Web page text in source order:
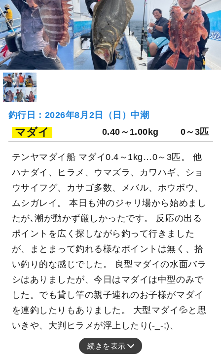
釣行日：2026年8月2日（日）中潮
マダイ 0.40～1.00kg 0～3匹
テンヤマダイ船 マダイ0.4～1kg…0～3匹。 他
ハナダイ、ヒラメ、ウマズラ、カワハギ、ショ
ウサイフグ、カサゴ多数、メバル、ホウボウ、
ムシガレイ。 本日も沖のジャリ場から始めまし
たが､潮が動かず厳しかったです。 反応の出る
ポイントを広く探しながら釣って行きました
が、まとまって釣れる様なポイントは無く、拾
い釣り的な感じでした。 良型マダイの水面バラ
シはありましたが、今日はマダイは中型のみで
した。でも貸し竿の親子連れのお子様がマダイ
を連釣したりもありました。 大型マダイ💦と思
いきや、大判ヒラメが浮上したり(-_-;)、
続きを表示